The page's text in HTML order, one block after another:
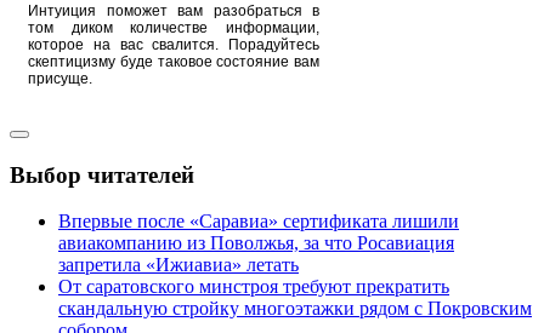
Интуиция поможет вам разобраться в
том диком количестве информации,
которое на вас свалится. Порадуйтесь
скептицизму буде таковое состояние вам
присуще.
Выбор читателей
Впервые после «Саравиа» сертификата лишили
авиакомпанию из Поволжья, за что Росавиация
запретила «Ижиавиа» летать
От саратовского минстроя требуют прекратить
скандальную стройку многоэтажки рядом с Покровским